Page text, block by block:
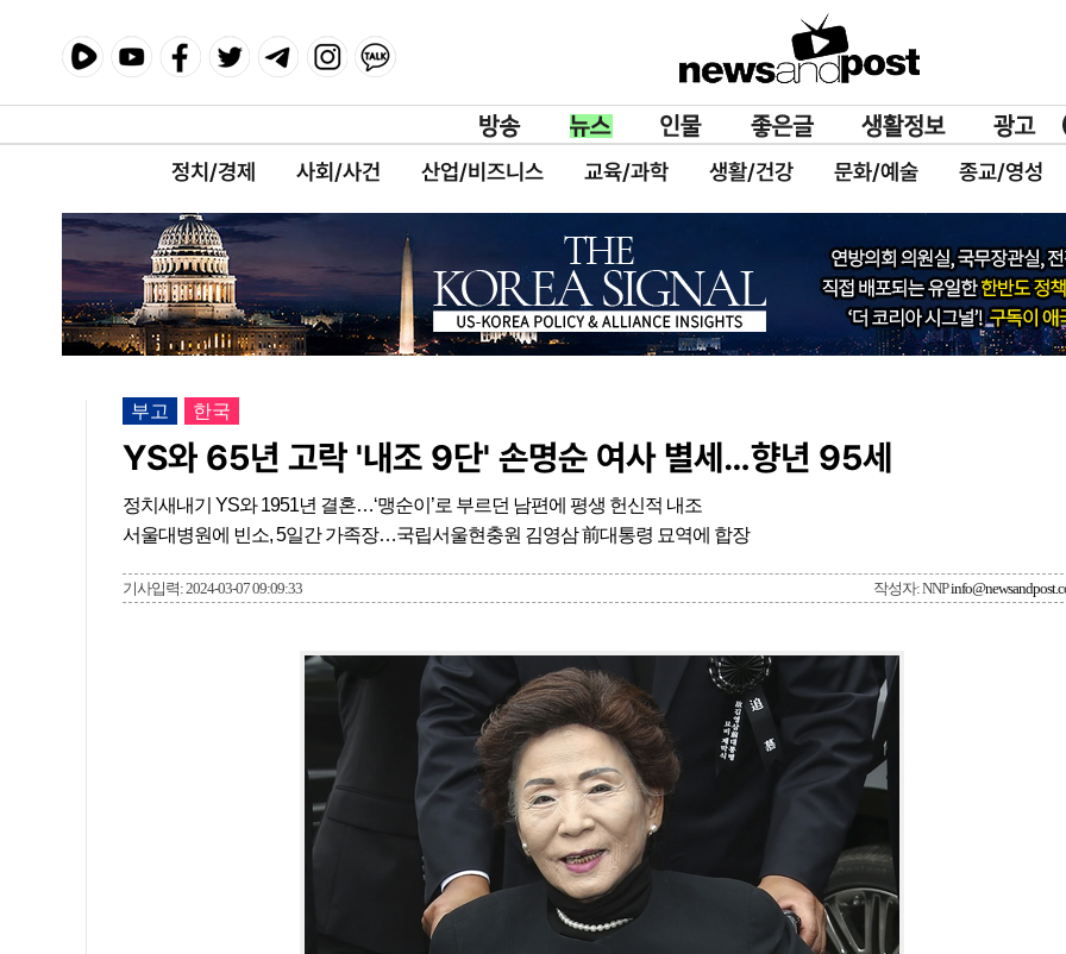
정치/경제 사회/사건 산업/비즈니스 교육/과학 생활/건강 문화/예술 종교/영성
부고 한국
YS와 65년 고락 '내조 9단' 손명순 여사 별세…향년 95세
정치새내기 YS와 1951년 결혼…‘맹순이’로 부르던 남편에 평생 헌신적 내조
서울대병원에 빈소, 5일간 가족장…국립서울현충원 김영삼 前대통령 묘역에 합장
기사입력: 2024-03-07 09:09:33 작성자: NNP